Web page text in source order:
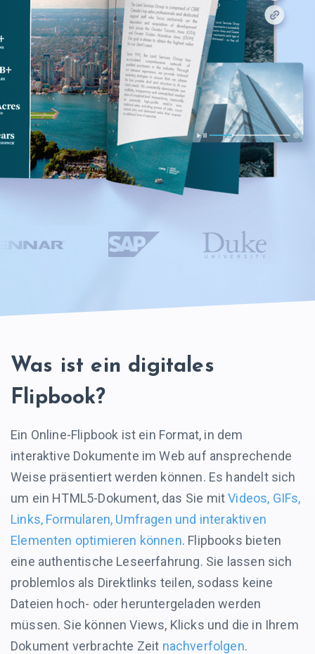
Was ist ein digitales
Flipbook?
Ein Online-Flipbook ist ein Format, in dem
interaktive Dokumente im Web auf ansprechende
Weise präsentiert werden können. Es handelt sich
um ein HTML5-Dokument, das Sie mitVideos, GIFs,
Links, Formularen, Umfragen und interaktiven
Elementen optimieren können. Flipbooks bieten
eine authentische Leseerfahrung. Sie lassen sich
problemlos als Direktlinks teilen, sodass keine
Dateien hoch- oder heruntergeladen werden
müssen. Sie können Views, Klicks und die in Ihrem
Dokument verbrachte Zeit nachverfolgen.